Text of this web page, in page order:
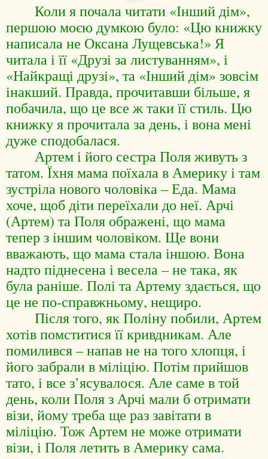
Коли я почала читати «Інший дім»,
першою моєю думкою було: «Цю книжку
написала не Оксана Лущевська!» Я
читала і її «Друзі за листуванням», і
«Найкращі друзі», та «Інший дім» зовсім
інакший. Правда, прочитавши більше, я
побачила, що це все ж таки її стиль. Цю
книжку я прочитала за день, і вона мені
дуже сподобалася.
Артем і його сестра Поля живуть з
татом. Їхня мама поїхала в Америку і там
зустріла нового чоловіка – Еда. Мама
хоче, щоб діти переїхали до неї. Арчі
(Артем) та Поля ображені, що мама
тепер з іншим чоловіком. Ще вони
вважають, що мама стала іншою. Вона
надто піднесена і весела – не така, як
була раніше. Полі та Артему здається, що
це не по-справжньому, нещиро.
Після того, як Поліну побили, Артем
хотів помститися її кривдникам. Але
помилився – напав не на того хлопця, і
його забрали в міліцію. Потім прийшов
тато, і все з’ясувалося. Але саме в той
день, коли Поля з Арчі мали б отримати
візи, йому треба ще раз завітати в
міліцію. Тож Артем не може отримати
візи, і Поля летить в Америку сама.